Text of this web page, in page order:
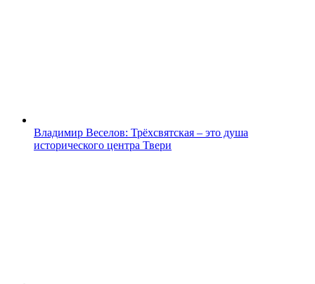
Владимир Веселов: Трёхсвятская – это душа
исторического центра Твери